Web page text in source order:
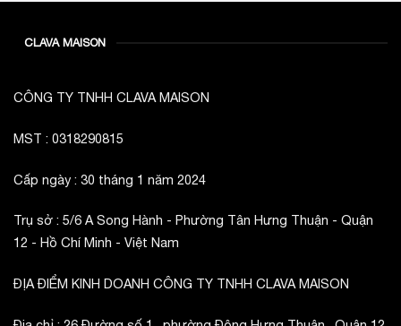
CLAVA MAISON
CÔNG TY TNHH CLAVA MAISON
MST : 0318290815
Cấp ngày : 30 tháng 1 năm 2024
Trụ sở : 5/6 A Song Hành - Phường Tân Hưng Thuận - Quận
12 - Hồ Chí Minh - Việt Nam
ĐỊA ĐIỂM KINH DOANH CÔNG TY TNHH CLAVA MAISON